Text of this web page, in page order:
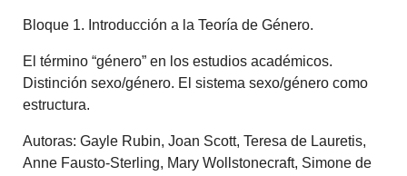
Bloque 1. Introducción a la Teoría de Género.
El término “género” en los estudios académicos.
Distinción sexo/género. El sistema sexo/género como
estructura.
Autoras: Gayle Rubin, Joan Scott, Teresa de Lauretis,
Anne Fausto-Sterling, Mary Wollstonecraft, Simone de